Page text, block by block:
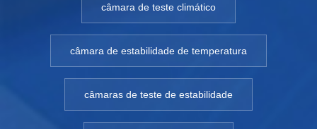
câmara de teste climático
câmara de estabilidade de temperatura
câmaras de teste de estabilidade